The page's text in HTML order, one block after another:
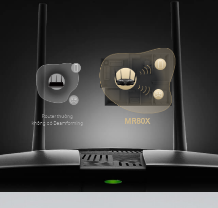
Router thường
không có Beamforming
MR80X